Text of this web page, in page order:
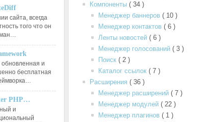
сайта, всегда
того что он
и
бесплатная
PHP…
и
Компоненты ( 34 )
Менеджер баннеров ( 10 )
Менеджер контактов ( 6 )
Ленты новостей ( 6 )
Менеджер голосований ( 3 )
Поиск ( 2 )
Каталог ссылок ( 7 )
Расширения ( 36 )
Менеджер расширений ( 7 )
Менеджер модулей ( 22 )
Менеджер плагинов ( 1 )